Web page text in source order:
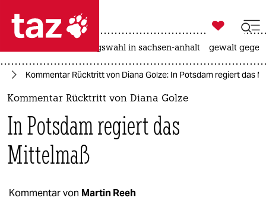
 taz zahl ich
taz zahl ich
politik
öko
gesellschaft

taz zahl ich
landtagswahl in sachsen-anhalt gewalt
Kommentar Rücktritt von Diana Golze: In Potsdam regiert das
Kommentar Rücktritt von Diana Golze
In Potsdam regiert das
Mittelmaß
Kommentar von Martin Reeh